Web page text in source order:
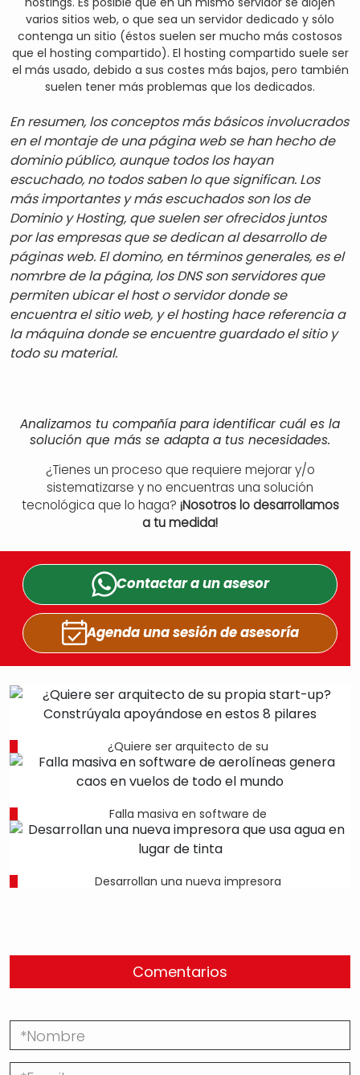
varios sitios web, o que sea un servidor dedicado y sólo
contenga un sitio (éstos suelen ser mucho más costosos
que el hosting compartido). El hosting compartido suele ser
el más usado, debido a sus costes más bajos, pero también
suelen tener más problemas que los dedicados.
En resumen, los conceptos más básicos involucrados
en el montaje de una página web se han hecho de
dominio público, aunque todos los hayan
escuchado, no todos saben lo que significan. Los
más importantes y más escuchados son los de
Dominio y Hosting, que suelen ser ofrecidos juntos
por las empresas que se dedican al desarrollo de
páginas web. El domino, en términos generales, es el
nomrbre de la página, los DNS son servidores que
permiten ubicar el host o servidor donde se
encuentra el sitio web, y el hosting hace referencia a
la máquina donde se encuentre guardado el sitio y
todo su material.
Analizamos tu compañía para identificar cuál es la
solución que más se adapta a tus necesidades.
¿Tienes un proceso que requiere mejorar y/o
sistematizarse y no encuentras una solución
tecnológica que lo haga? ¡Nosotros lo desarrollamos
a tu medida!
Contactar a unasesor
Agenda una sesiónde asesoría
¿Quiere ser arquitecto de su
Falla masiva en software de
Desarrollan una nueva impresora
Comentarios